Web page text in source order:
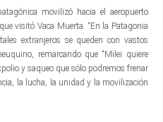
movilizó hacia el aeropuerto
visitó Vaca Muerta. “En la Patagonia
extranjeros se queden con vastos
remarcando que “Milei quiere
y saqueo que sólo podremos frenar
la lucha, la unidad y la movilización